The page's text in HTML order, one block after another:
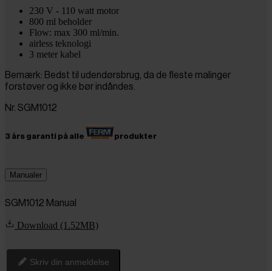
230 V - 110 watt motor
800 ml beholder
Flow: max 300 ml/min.
airless teknologi
3 meter kabel
Bemærk: Bedst til udendørsbrug, da de fleste malinger
forstøver og ikke bør indåndes.
Nr. SGM1012
3 års garanti på alle produkter
Manualer
SGM1012 Manual
Download (1.52MB)
Skriv din anmeldelse